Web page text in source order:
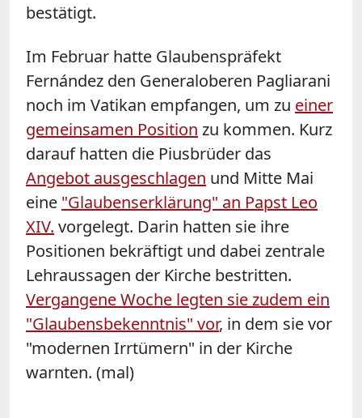
bestätigt.
Im Februar hatte Glaubenspräfekt
Fernández den Generaloberen Pagliarani
noch im Vatikan empfangen, um zu einer
gemeinsamen Position zu kommen. Kurz
darauf hatten die Piusbrüder das
Angebot ausgeschlagen und Mitte Mai
eine "Glaubenserklärung" an Papst Leo
XIV. vorgelegt. Darin hatten sie ihre
Positionen bekräftigt und dabei zentrale
Lehraussagen der Kirche bestritten.
Vergangene Woche legten sie zudem ein
"Glaubensbekenntnis" vor, in dem sie vor
"modernen Irrtümern" in der Kirche
warnten. (mal)